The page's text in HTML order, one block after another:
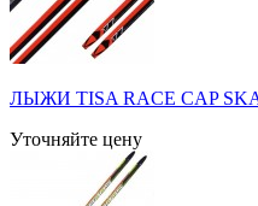
ЛЫЖИ TISA RACE CAP
Уточняйте цену